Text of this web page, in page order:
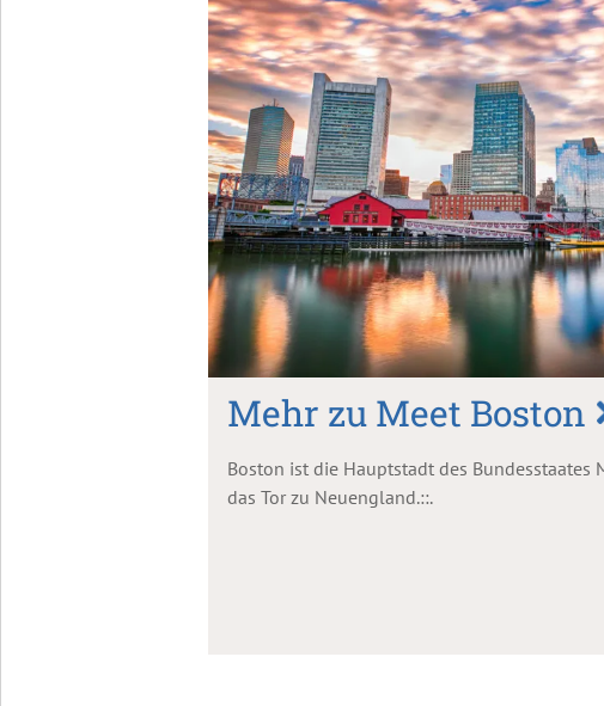
Mehr zu Meet Boston
Boston ist die Hauptstadt des Bundesstaates
das Tor zu Neuengland.::.